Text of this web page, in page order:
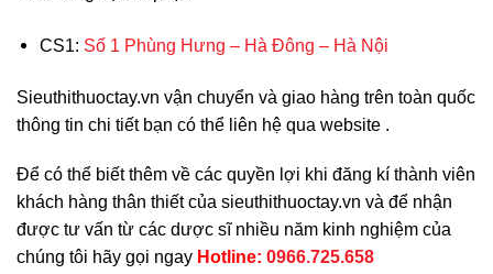
CS1: Số 1 Phùng Hưng – Hà Đông – Hà Nội
Sieuthithuoctay.vn vận chuyển và giao hàng trên toàn quốc
thông tin chi tiết bạn có thể liên hệ qua website .
Để có thể biết thêm về các quyền lợi khi đăng kí thành viên
khách hàng thân thiết của sieuthithuoctay.vn và để nhận
được tư vấn từ các dược sĩ nhiều năm kinh nghiệm của
chúng tôi hãy gọi ngay Hotline: 0966.725.658